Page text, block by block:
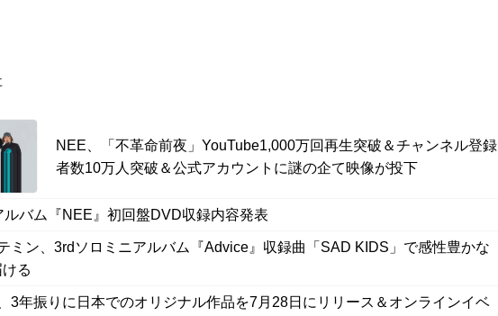
NEE、「不革命前夜」YouTube1,000万回再生突破＆チャンネル登録
者数10万人突破＆公式アカウントに謎の企て映像が投下
ルバム『NEE』初回盤DVD収録内容発表
ミン、3rdソロミニアルバム『Advice』収録曲「SAD KIDS」で感性豊かな
る
3年振りに日本でのオリジナル作品を7月28日にリリース＆オンラインイベ